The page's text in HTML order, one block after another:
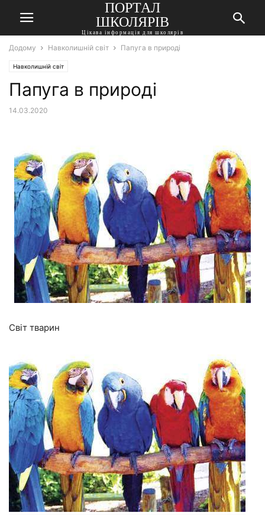
ПОРТАЛ
ШКОЛЯРІВ
Цікава інформація для школярів
Додому Навколишній світ Папуга в природі
Навколишній світ
Папуга в природі
14.03.2020
Світ тварин